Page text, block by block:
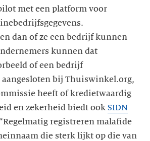
met een platform voor
dan of ze een bedrijf kunnen
kunnen dat
of een bedrijf
bij Thuiswinkel.org,
heeft of kredietwaardig
en zekerheid biedt ook SIDN
registreren malafide
die sterk lijkt op die van